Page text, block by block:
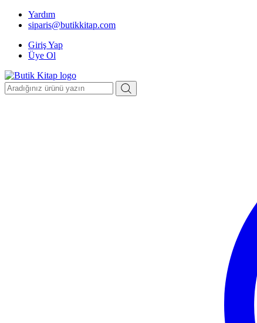
Yardım
siparis@butikkitap.com
Giriş Yap
Üye Ol